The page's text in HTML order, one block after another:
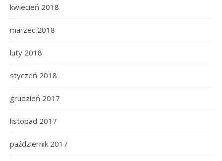
kwiecień 2018
marzec 2018
luty 2018
styczeń 2018
grudzień 2017
listopad 2017
październik 2017